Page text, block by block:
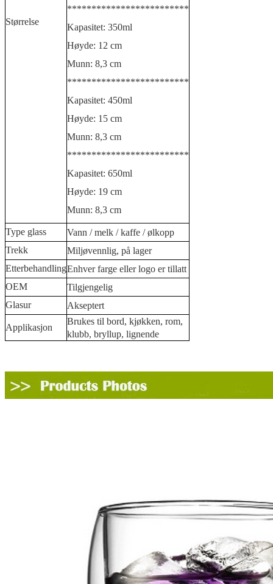
Størrelse
*************************
Kapasitet: 350ml
Høyde: 12 cm
Munn: 8,3 cm
*************************
Kapasitet: 450ml
Høyde: 15 cm
Munn: 8,3 cm
*************************
Kapasitet: 650ml
Høyde: 19 cm
Munn: 8,3 cm
Type glass
Vann / melk / kaffe / ølkopp
Trekk
Miljøvennlig, på lager
EtterbehandlingEnhver farge eller logo er tillatt
OEM
Tilgjengelig
Glasur
Akseptert
Applikasjon
Brukes til bord, kjøkken, rom,
klubb, bryllup, lignende